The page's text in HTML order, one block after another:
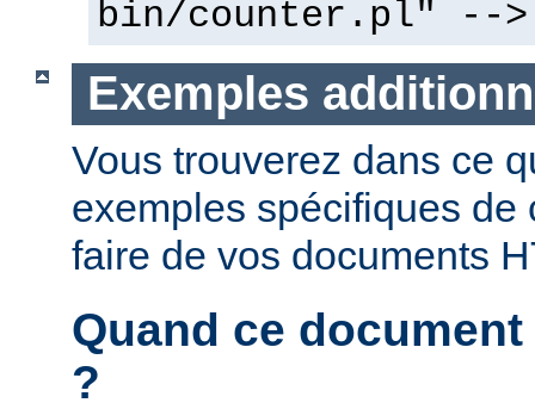
bin/counter.pl" -->
Exemples
Vous trouverez dans ce
exemples spécifiques de
faire de vos documents
Quand ce
?